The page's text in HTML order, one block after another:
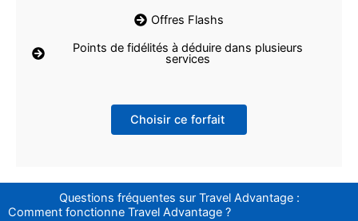
Offres Flashs
Points de fidélités à déduire dans plusieurs
services
Choisir ce forfait
Questions fréquentes sur Travel Advantage :
Comment fonctionne Travel Advantage ?